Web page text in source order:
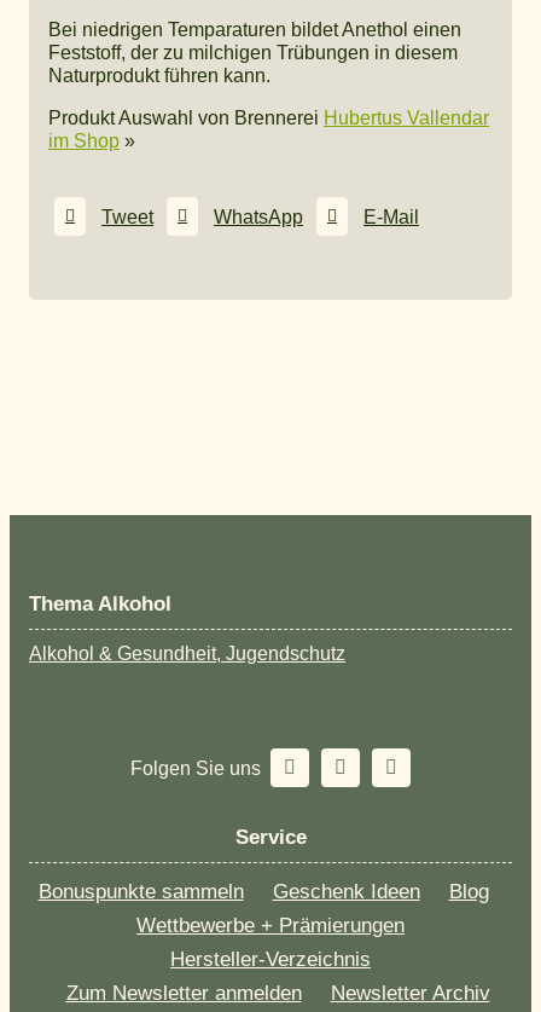
Bei niedrigen Temparaturen bildet Anethol einen
Feststoff, der zu milchigen Trübungen in diesem
Naturprodukt führen kann.
Produkt Auswahl von Brennerei Hubertus Vallendar
im Shop »
Tweet WhatsApp E-Mail
Thema Alkohol
Alkohol & Gesundheit, Jugendschutz
Folgen Sie uns
Service
Bonuspunkte sammeln Geschenk Ideen
Blog
Wettbewerbe + Prämierungen
Hersteller-Verzeichnis
Zum Newsletter anmelden
Newsletter Archiv